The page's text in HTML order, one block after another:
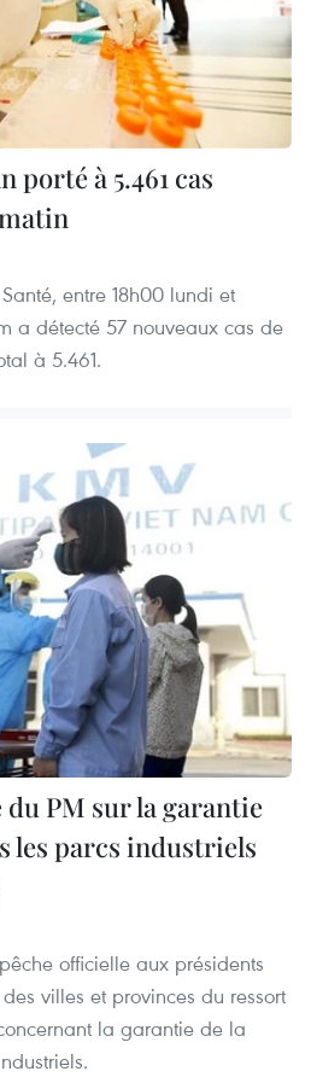
porté à 5.461 cas
entre 18h00 lundi et
a détecté 57 nouveaux cas de
à 5.461.
PM sur la garantie
les parcs industriels
officielle aux présidents
villes et provinces du ressort
la garantie de la